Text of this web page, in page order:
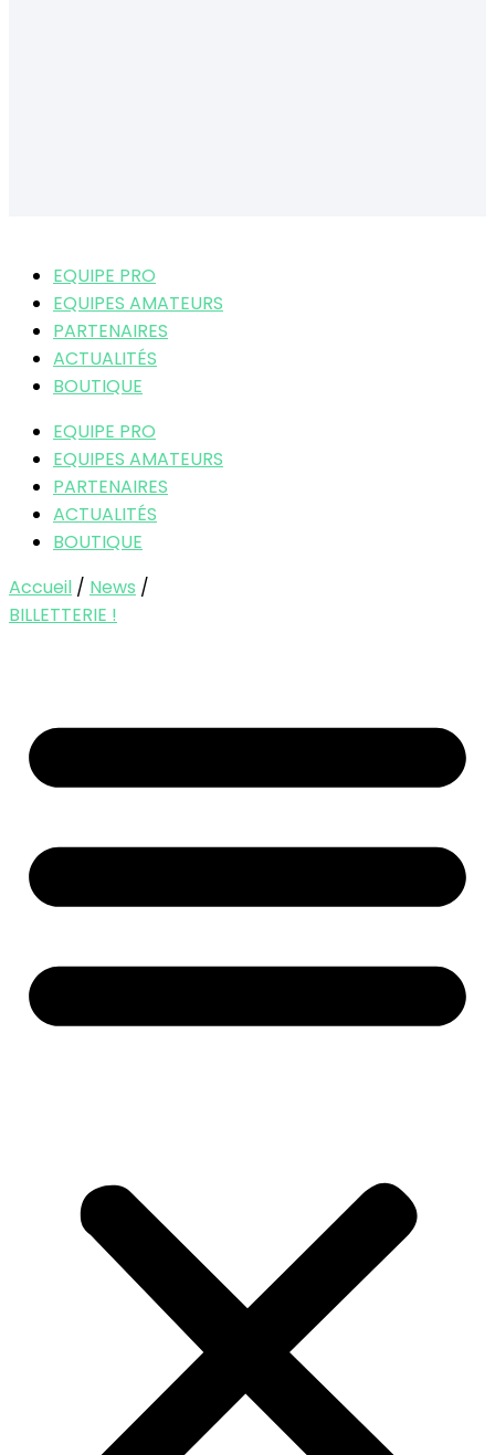
EQUIPE PRO
EQUIPES AMATEURS
PARTENAIRES
ACTUALITÉS
BOUTIQUE
EQUIPE PRO
EQUIPES AMATEURS
PARTENAIRES
ACTUALITÉS
BOUTIQUE
Accueil / News /
BILLETTERIE !